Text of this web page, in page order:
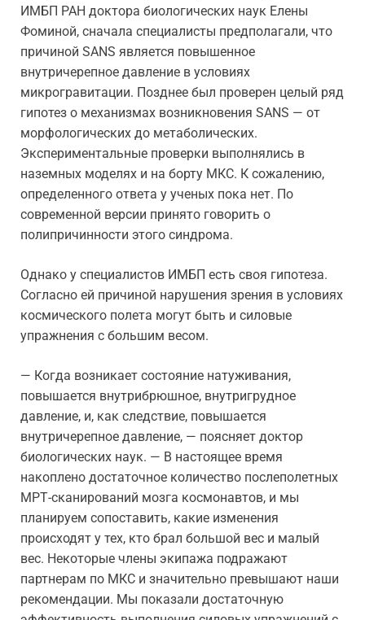
ИМБП РАН доктора биологических наук Елены
Фоминой, сначала специалисты предполагали, что
причиной SANS является повышенное
внутричерепное давление в условиях
микрогравитации. Позднее был проверен целый ряд
гипотез о механизмах возникновения SANS — от
морфологических до метаболических.
Экспериментальные проверки выполнялись в
наземных моделях и на борту МКС. К сожалению,
определенного ответа у ученых пока нет. По
современной версии принято говорить о
полипричинности этого синдрома.
Однако у специалистов ИМБП есть своя гипотеза.
Согласно ей причиной нарушения зрения в условиях
космического полета могут быть и силовые
упражнения с большим весом.
— Когда возникает состояние натуживания,
повышается внутрибрюшное, внутригрудное
давление, и, как следствие, повышается
внутричерепное давление, — поясняет доктор
биологических наук. — В настоящее время
накоплено достаточное количество послеполетных
МРТ-сканирований мозга космонавтов, и мы
планируем сопоставить, какие изменения
происходят у тех, кто брал большой вес и малый
вес. Некоторые члены экипажа подражают
партнерам по МКС и значительно превышают наши
рекомендации. Мы показали достаточную